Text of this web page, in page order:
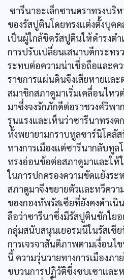
ซารีนาอะเล็กซานดราทรงบริ
ของรัสปูตินโดยทรงแต่งตั้งบุค
เป็นผู้ใกล้ชิดรัสปูตินให้ดำรงต
การปรับเปลี่ยนเสนาบดีกระทร
ระทบต่อความน่าเชื่อถือและค
ราชการแผ่นดินจึงเสียหายแล
สมาชิกสภาดูมาเริ่มเคลื่อนไห
มาซึ่งจงรักภักดีต่อราชวงศ์วิพ
รุนแรงและเห็นว่าซารีนาทรงต
ทั้งพยายามกราบทูลซาร์นิโคลั
ทางการเมืองแต่ซารีนากลับทูล
ทรงอ่อนข้อต่อสภาดูมาและให้
ในการปกครองความขัดแย้งระ
สภาดูมาจึงขยายตัวและทวีคว
ของกองทัพรัสเซียที่ยังคงดำเนิ
ลือว่าซารีนาซึ่งมีรัสปูตินชักใย
กลุ่มสนับสนุนเยอรมนีในรัสเซี
การเจรจาสันติภาพตามเงื่อน
นี้ ความวุ่นวายทางการเมืองภา
ขบวนการปฏิวัติซึ่งซบเซาแล